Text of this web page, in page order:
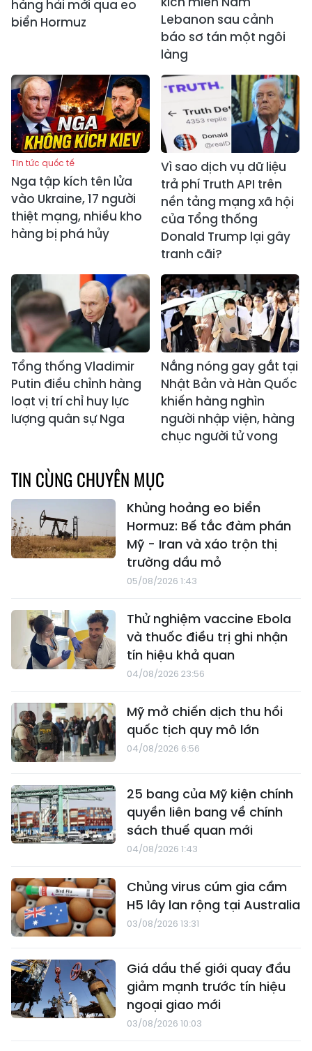
hàng hải mới qua eo
biển Hormuz
Lebanon sau cảnh
báo sơ tán một ngôi
làng
Tin tức quốc tế
Nga tập kích tên lửa
vào Ukraine, 17 người
thiệt mạng, nhiều kho
hàng bị phá hủy
Vì sao dịch vụ dữ liệu
trả phí Truth API trên
nền tảng mạng xã hội
của Tổng thống
Donald Trump lại gây
tranh cãi?
Tổng thống Vladimir
Putin điều chỉnh hàng
loạt vị trí chỉ huy lực
lượng quân sự Nga
Nắng nóng gay gắt tại
Nhật Bản và Hàn Quốc
khiến hàng nghìn
người nhập viện, hàng
chục người tử vong
TIN CÙNG CHUYÊN MỤC
Khủng hoảng eo biển
Hormuz: Bế tắc đàm phán
Mỹ - Iran và xáo trộn thị
trường dầu mỏ
05/08/2026 1:43
Thử nghiệm vaccine Ebola
và thuốc điều trị ghi nhận
tín hiệu khả quan
04/08/2026 23:56
Mỹ mở chiến dịch thu hồi
quốc tịch quy mô lớn
04/08/2026 6:56
25 bang của Mỹ kiện chính
quyền liên bang về chính
sách thuế quan mới
04/08/2026 1:43
Chủng virus cúm gia cầm
H5 lây lan rộng tại Australia
03/08/2026 13:31
Giá dầu thế giới quay đầu
giảm mạnh trước tín hiệu
ngoại giao mới
03/08/2026 10:03